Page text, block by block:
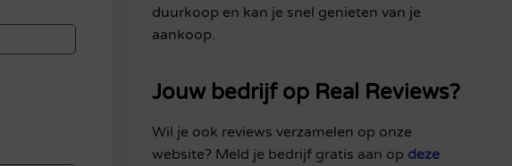
duurkoop en kan je snel genieten van je
aankoop.
Jouw bedrijf op Real Reviews?
Wil je ook reviews verzamelen op onze
website? Meld je bedrijf gratis aan op deze